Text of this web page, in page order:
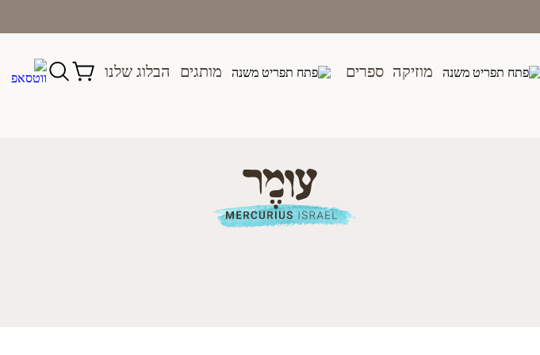
מוזיקה ספרים מותגים הבלוג שלנו